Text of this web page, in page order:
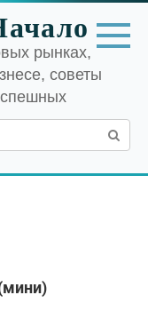
рынках,
советы